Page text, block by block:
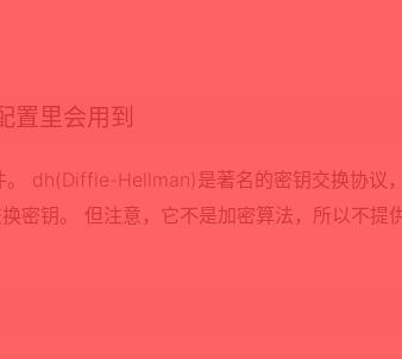
置里会用到
。 dh(Diffie-Hellman)是著名的密钥交换协议
密钥。 但注意，它不是加密算法，所以不提